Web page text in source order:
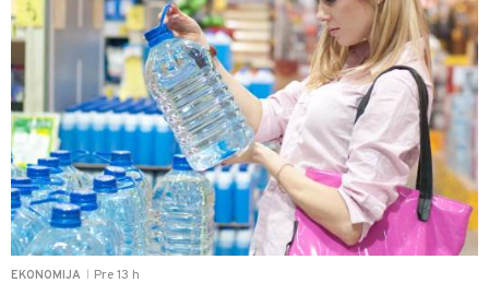
EKONOMIJA Pre 13 h